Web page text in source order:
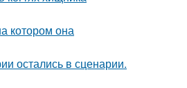
котором она
остались в сценарии.